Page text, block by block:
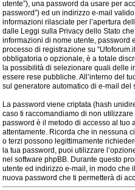
utente”), una password da usare per
password”) ed un indirizzo e-mail
informazioni rilasciate per l’apertura
dalle Leggi sulla Privacy dello Stato
informazioni di nome utente, password
processo di registrazione su
obbligatoria o opzionale, è a totale
la possibilità di selezionare quali delle
essere rese pubbliche. All’interno del
sul generatore automatico di e-mail del
La password viene criptata (hash
caso ti raccomandiamo di non
password è il metodo di accesso al tuo
attentamente. Ricorda che in nessuna
o terzi possono legittimamente
la tua password, puoi utilizzare
nel software phpBB. Durante questo
utente ed indirizzo e-mail, in modo che
nuova password che ti permetterà di